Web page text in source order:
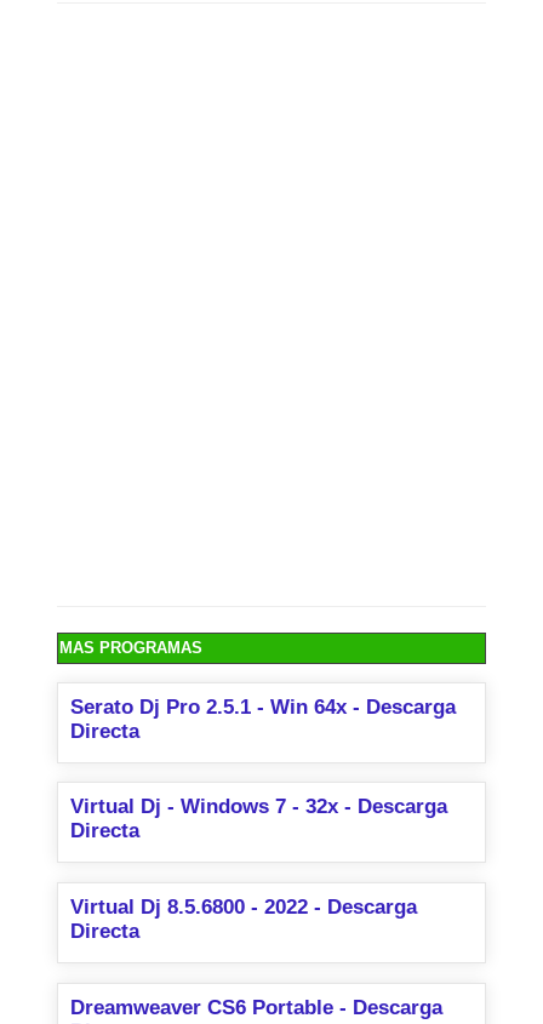
MAS PROGRAMAS
Serato Dj Pro 2.5.1 - Win 64x - Descarga
Directa
Virtual Dj - Windows 7 - 32x - Descarga
Directa
Virtual Dj 8.5.6800 - 2022 - Descarga
Directa
Dreamweaver CS6 Portable - Descarga